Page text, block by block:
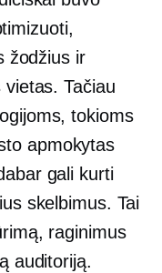
žodžius ir
Tačiau
tokioms
apmokytas
gali kurti
skelbimus. Tai
raginimus
auditoriją.